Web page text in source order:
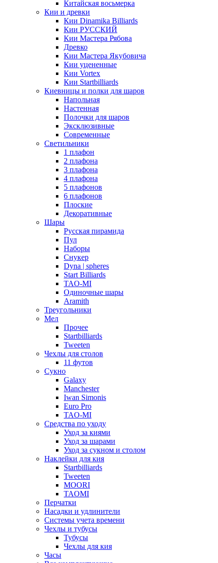
Китайская восьмерка
Кии и древки
Кии Dinamika Billiards
Кии РУССКИЙ
Кии Мастера Рябова
Древко
Кии Мастера Якубовича
Кии уцененные
Кии Vortex
Кии Startbilliards
Киевницы и полки для шаров
Напольная
Настенная
Полочки для шаров
Эксклюзивные
Современные
Светильники
1 плафон
2 плафона
3 плафона
4 плафона
5 плафонов
6 плафонов
Плоские
Декоративные
Шары
Русская пирамида
Пул
Наборы
Снукер
Dyna | spheres
Start Billiards
TAO-MI
Одиночные шары
Aramith
Треугольники
Мел
Прочее
Startbilliards
Tweeten
Чехлы для столов
11 футов
Сукно
Galaxy
Manchester
Iwan Simonis
Euro Pro
TAO-MI
Средства по уходу
Уход за киями
Уход за шарами
Уход за сукном и столом
Наклейки для кия
Startbilliards
Tweeten
MOORI
TAOMI
Перчатки
Насадки и удлинители
Системы учета времени
Чехлы и тубусы
Тубусы
Чехлы для кия
Часы